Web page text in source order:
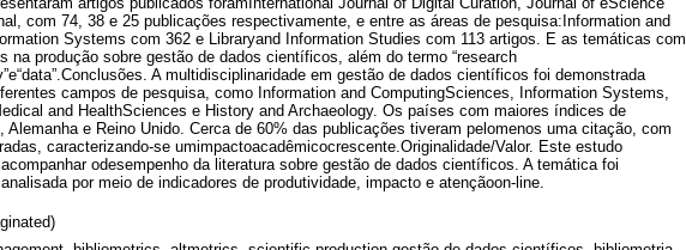
com 74, 38 e 25 publicações respectivamente, e entre as áreas de pesquisa:Information and
Systems com 362 e Libraryand Information Studies com 113 artigos. E as temáticas com
na produção sobre gestão de dados científicos, além do termo “research
A multidisciplinaridade em gestão de dados científicos foi demonstrada
campos de pesquisa, como Information and ComputingSciences, Information Systems,
and HealthSciences e History and Archaeology. Os países com maiores índices de
e Reino Unido. Cerca de 60% das publicações tiveram pelomenos uma citação, com
caracterizando-se umimpactoacadêmicocrescente.Originalidade/Valor. Este estudo
odesempenho da literatura sobre gestão de dados científicos. A temática foi
por meio de indicadores de produtividade, impacto e atençãoon-line.